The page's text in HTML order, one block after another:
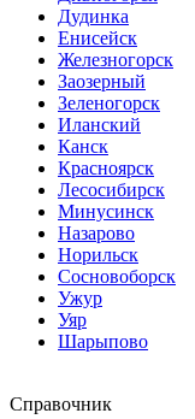
Дудинка
Енисейск
Железногорск
Заозерный
Зеленогорск
Иланский
Канск
Красноярск
Лесосибирск
Минусинск
Назарово
Норильск
Сосновоборск
Ужур
Уяр
Шарыпово
Справочник